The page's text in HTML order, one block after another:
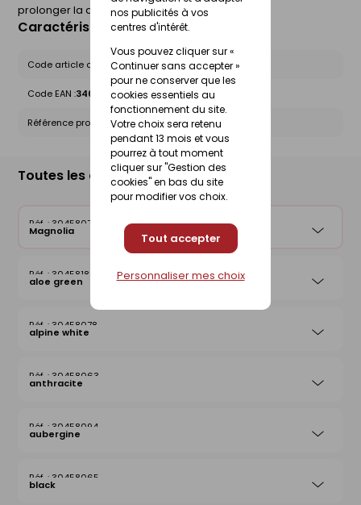
nos publicités à vos
centres d'intérêt.
Vous pouvez cliquer sur «
Continuer sans accepter »
pour ne conserver que les
cookies essentiels au
fonctionnement du site.
Votre choix sera retenu
pendant 13 mois et vous
pourrez à tout moment
cliquer sur "Gestion des
cookies" en bas du site
pour modifier vos choix.
Tout accepter
Personnaliser mes choix
prolonger la durée de vie du panneau.
Caractéristiques du produit
Code article chez le fournisseur :10348329
Code EAN :3464186247166
Référence produit nationale Gedimat :30458074
Toutes les déclinaisons
30458074
Magnolia
30458183
aloe green
30458078
alpine white
30458063
anthracite
30458094
aubergine
30458065
black